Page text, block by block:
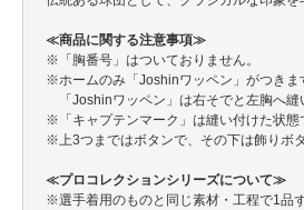
≪商品に関する注意事項≫
※「胸番号」はついておりません。
※ホームのみ「Joshinワッペン」がつきま
「Joshinワッペン」は右そでと左胸へ縫
※「キャプテンマーク」は縫い付けた状態
※上3つまではボタンで、その下は飾りボ
≪プロコレクションシリーズについて≫
※選手着用のものと同じ素材・工程で1品